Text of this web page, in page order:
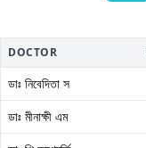
DOCTOR
ডাঃ নিবেদিতা স
ডাঃ মীনাক্ষী এম